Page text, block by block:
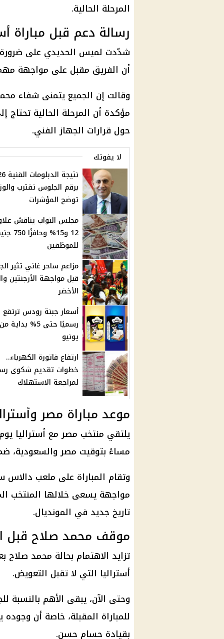
المرحلة الحالية.
رسالة دعم قبل مباراة
شدّدت لميس الحديدي على ضرورة
أن الفريق مقبل على مواجهة مهمة أمام
وقالت إن الجميع يتمنى شفاء
مؤكدة أن المرحلة الحالية تحتاج
حول قرارات الجهاز الفني.
لا يفوتك
نتيجة
برقم الجلوس تقترب
توضح المؤشرات
مجلس النواب يناقش
12 و15%
للموظفين
مزاعم ساحر غاني تثير
قبل مواجهة الأرجنتين
الأخضر
أسعار جبنة رودس ترتفع
يونيو
ارتفاع فاتورة الكهرباء..
خطوات تقديم شكوى
لمراجعة الاستهلاك
موعد مباراة مصر
مساءً بتوقيت مصر والسعودية، ضمن منافسات
وتقام المباراة على ملعب دالاس
تاريخ جديد في المونديال.
موقف محمد صلاح قبل
تزايد الاهتمام بحالة محمد صلاح
أستراليا التي لا تقبل التعويض.
وحتى الآن، يبقى الأهم بالنسبة
للمباراة المقبلة، خاصة أن
بقيادة حسام حسن.